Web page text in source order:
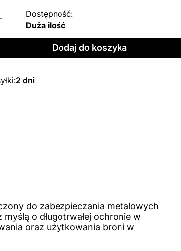
Dostępność:
Duża ilość
Dodaj do koszyka
2 dni
do zabezpieczania metalowych
o długotrwałej ochronie w
oraz użytkowania broni w